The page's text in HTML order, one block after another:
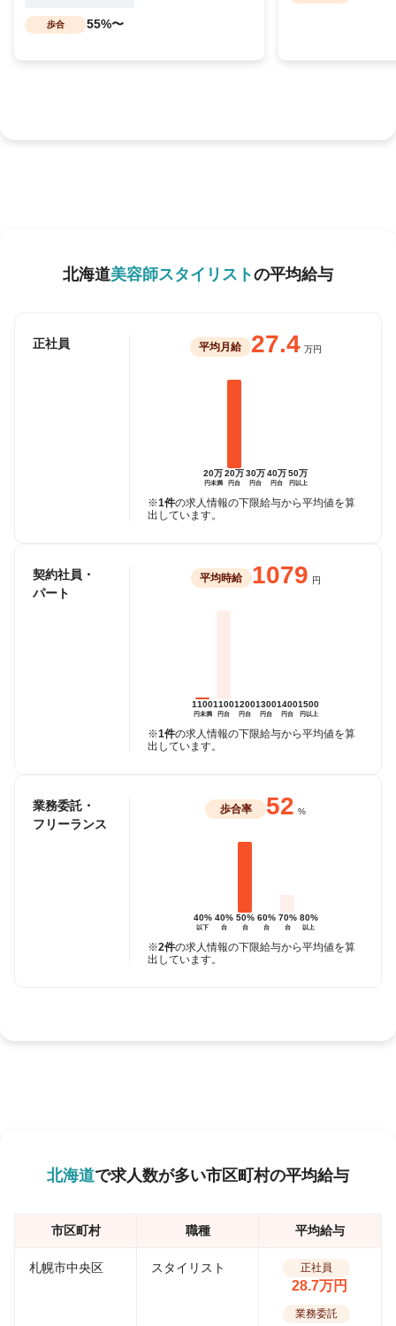
歩合 55%〜
北海道美容師スタイリストの平均給与
正社員 平均月給 27.4 万円
20万
円未満
20万
円台
30万
円台
40万
円台
50万
円以上
※1件の求人情報の下限給与から平均値を算
出しています。
契約社員・
パート
平均時給 1079 円
1100
円未満
1100
円台
1200
円台
1300
円台
1400
円台
1500
円以上
※1件の求人情報の下限給与から平均値を算
出しています。
業務委託・
フリーランス
歩合率 52 %
40%
以下
40%
台
50%
台
60%
台
70%
台
80%
以上
※2件の求人情報の下限給与から平均値を算
出しています。
北海道で求人数が多い市区町村の平均給与
市区町村 職種 平均給与
札幌市中央区 スタイリスト 正社員
28.7万円
業務委託